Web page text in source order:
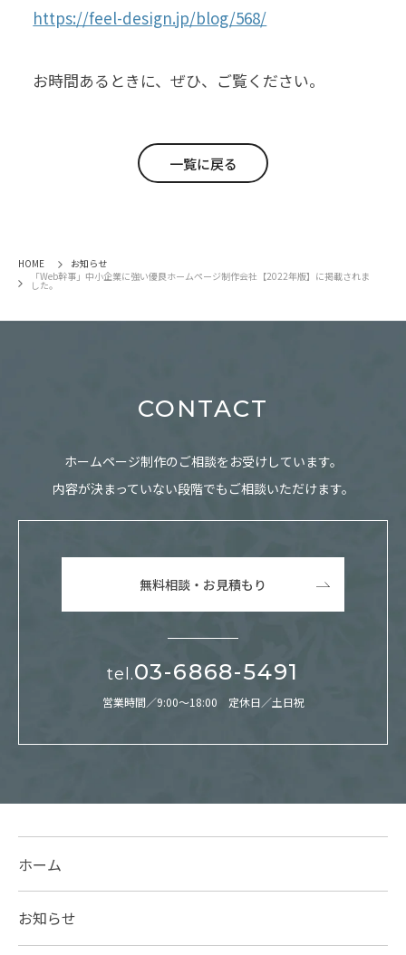
https://feel-design.jp/blog/568/
お時間あるときに、ぜひ、ご覧ください。
一覧に戻る
HOME
お知らせ
「Web幹事」中小企業に強い優良ホームページ制作会社【2022年版】に掲載されま
した。
CONTACT
ホームページ制作のご相談をお受けしています。
内容が決まっていない段階でもご相談いただけます。
無料相談・お見積もり
tel.03-6868-5491
営業時間／9:00～18:00 定休日／土日祝
ホーム
お知らせ